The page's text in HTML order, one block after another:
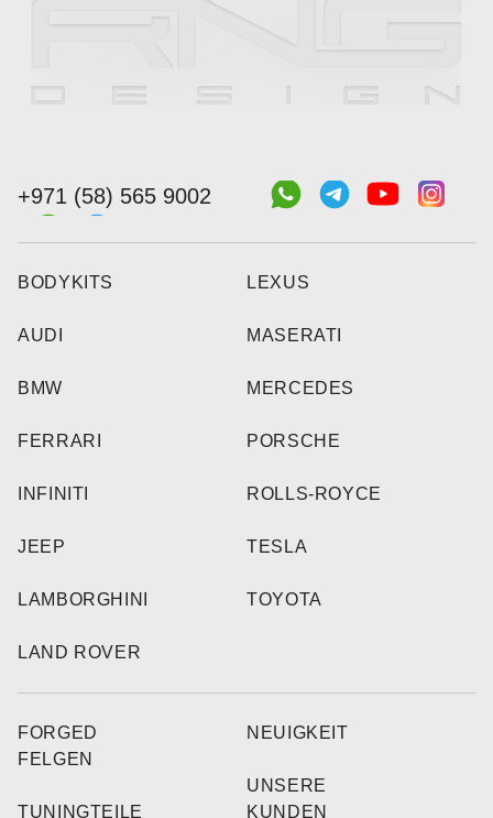
+971 (58) 565 9002
BODYKITS
AUDI
BMW
FERRARI
INFINITI
JEEP
LAMBORGHINI
LAND ROVER
LEXUS
MASERATI
MERCEDES
PORSCHE
ROLLS-ROYCE
TESLA
TOYOTA
FORGED
FELGEN
TUNINGTEILE
NEUIGKEIT
UNSERE
KUNDEN